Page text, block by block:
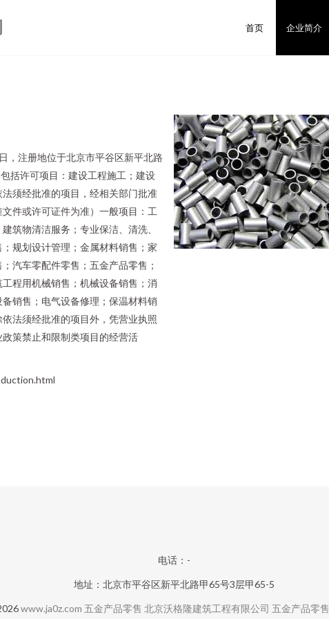
首页 企业简介
，注册地位于北京市平谷区新平北路
括许可项目：建设工程施工；建设
须经批准的项目，经相关部门批准
件或许可证件为准）一般项目：工
筑物清洁服务；专业保洁、清洗、
规划设计管理；金属材料销售；家
汽车零配件零售；五金产品零售；
程用机械销售；机械设备销售；消
销售；电气设备修理；保温材料销
法须经批准的项目外，凭营业执照
策禁止和限制类项目的经营活
电话：-
地址：北京市平谷区新平北路甲65号3层甲65-5
www.ja0z.com 五金产品零售 北京沃格隆建筑工程有限公司 五金产品零售